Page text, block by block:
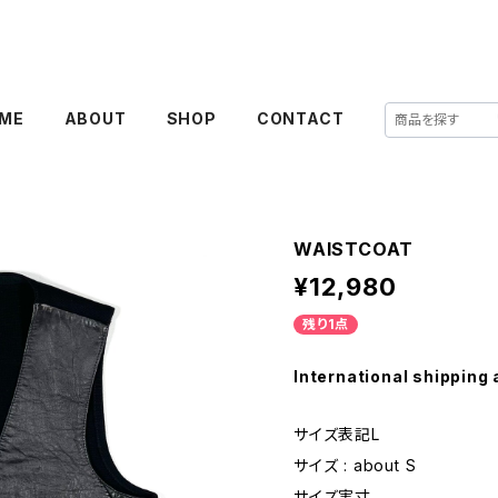
ABOUT SHOP CONTACT
WAISTCOAT
¥12,980
残り1点
International shipping
サイズ表記L
サイズ : about S